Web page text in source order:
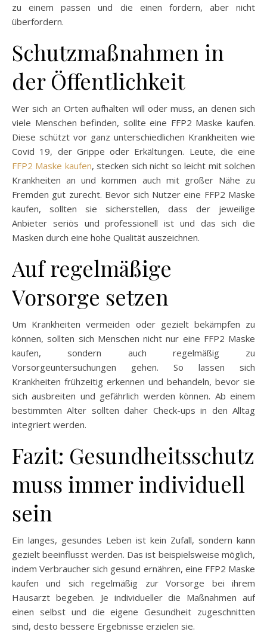
zu einem passen und die einen fordern, aber nicht
überfordern.
Schutzmaßnahmen in
der Öffentlichkeit
Wer sich an Orten aufhalten will oder muss, an denen sich
viele Menschen befinden, sollte eine FFP2 Maske kaufen.
Diese schützt vor ganz unterschiedlichen Krankheiten wie
Covid 19, der Grippe oder Erkältungen. Leute, die eine
FFP2 Maske kaufen, stecken sich nicht so leicht mit solchen
Krankheiten an und kommen auch mit großer Nähe zu
Fremden gut zurecht. Bevor sich Nutzer eine FFP2 Maske
kaufen, sollten sie sicherstellen, dass der jeweilige
Anbieter seriös und professionell ist und das sich die
Masken durch eine hohe Qualität auszeichnen.
Auf regelmäßige
Vorsorge setzen
Um Krankheiten vermeiden oder gezielt bekämpfen zu
können, sollten sich Menschen nicht nur eine FFP2 Maske
kaufen, sondern auch regelmäßig zu
Vorsorgeuntersuchungen gehen. So lassen sich
Krankheiten frühzeitig erkennen und behandeln, bevor sie
sich ausbreiten und gefährlich werden können. Ab einem
bestimmten Alter sollten daher Check-ups in den Alltag
integriert werden.
Fazit: Gesundheitsschutz
muss immer individuell
sein
Ein langes, gesundes Leben ist kein Zufall, sondern kann
gezielt beeinflusst werden. Das ist beispielsweise möglich,
indem Verbraucher sich gesund ernähren, eine FFP2 Maske
kaufen und sich regelmäßig zur Vorsorge bei ihrem
Hausarzt begeben. Je individueller die Maßnahmen auf
einen selbst und die eigene Gesundheit zugeschnitten
sind, desto bessere Ergebnisse erzielen sie.